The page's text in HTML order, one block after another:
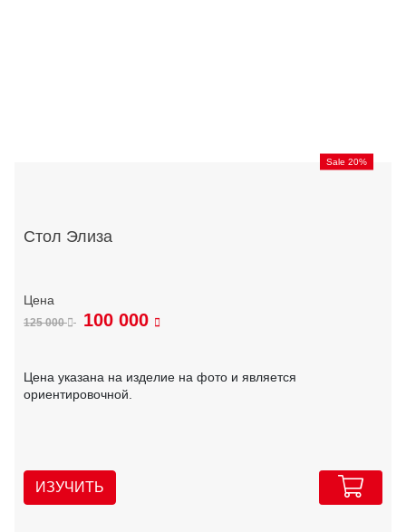
Sale 20%
Стол Элиза
125 000 100 000
Цена указана на изделие на фото и является
ориентировочной.
ИЗУЧИТЬ